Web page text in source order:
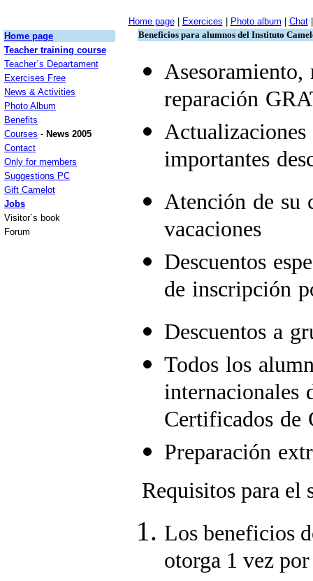
Home page| Exercices Photo album Chat|
Home page
Teacher training course
Teacher´s Departament
Exercises Free
News & Activities
Photo Album
Benefits
Courses - News 2005
Contact
Only for members
Suggestions PC
Gift Camelot
Jobs
Visitor´s book
Forum
Beneficios para alumnos del Instituto
reparación
importantes
Atención de su
vacaciones
Descuentos
de inscripción
Descuentos a
Todos los
internacionales
Certificados de
Preparación
Requisitos para el
Los beneficios
otorga 1 vez